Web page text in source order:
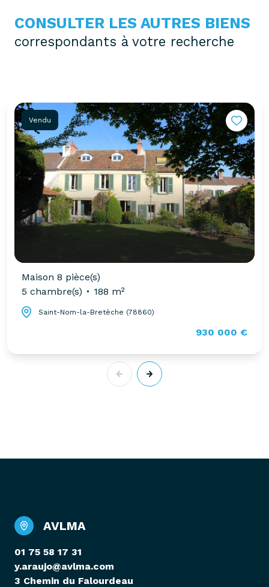
CONSULTER LES AUTRES BIENS
correspondants à votre recherche
Vendu
Maison 8 pièce(s)
5 chambre(s)
188 m²
Saint-Nom-la-Bretèche (78860)
930 000 €
AVLMA
01 75 58 17 31
y.araujo@avlma.com
3 Chemin du Falourdeau